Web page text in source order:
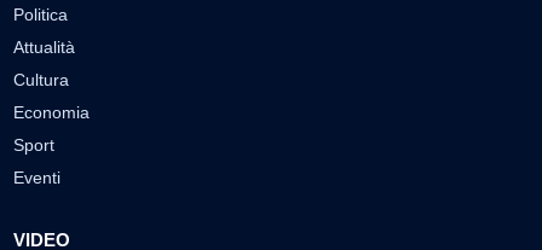
Politica
Attualità
Cultura
Economia
Sport
Eventi
VIDEO